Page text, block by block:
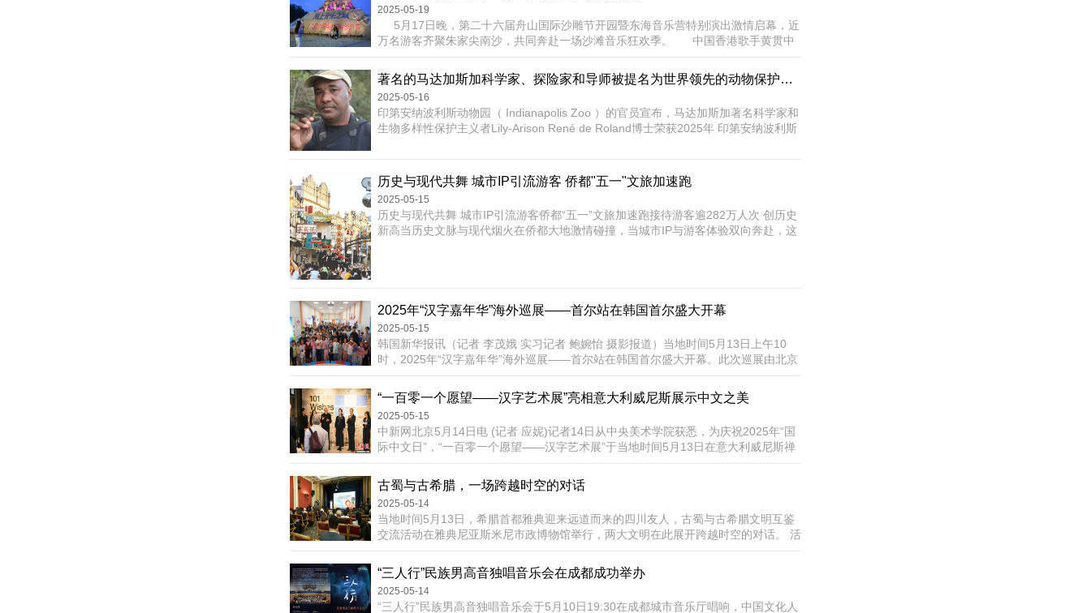
2025-05-19
5月17日晚，第二十六届舟山国际沙雕节开园暨东海音乐营特别演出激情启幕，近
万名游客齐聚朱家尖南沙，共同奔赴一场沙滩音乐狂欢季。 中国香港歌手黄贯中
随着“多瑙河狂想”不断翻滚起舞；五彩的“声光沙海秀”，照亮“金色大厅”沙雕主题群雕
的点点星...
著名的马达加斯加科学家、探险家和导师被提名为世界领先的动物保护奖得主
2025-05-16
印第安纳波利斯动物园（ Indianapolis Zoo ）的官员宣布，马达加斯加著名科学家和
生物多样性保护主义者Lily-Arison René de Roland博士荣获2025年 印第安纳波利斯
历史与现代共舞 城市IP引流游客 侨都"五一"文旅加速跑
2025-05-15
历史与现代共舞 城市IP引流游客侨都“五一”文旅加速跑接待游客逾282万人次 创历史
新高当历史文脉与现代烟火在侨都大地激情碰撞，当城市IP与游客体验双向奔赴，这
2025年“汉字嘉年华”海外巡展——首尔站在韩国首尔盛大开幕
2025-05-15
韩国新华报讯（记者 李茂娥 实习记者 鲍婉怡 摄影报道）当地时间5月13日上午10
时，2025年“汉字嘉年华”海外巡展——首尔站在韩国首尔盛大开幕。此次巡展由北京
由北京国际汉语研修学院、永登浦华侨小学、韩华中国和平统一促进联合总会、中国
在韩侨民协会总会、韩国中华总商会、全国同胞总联合会、韩国贵州商会联合承办，
韩国中华国际文化...
“一百零一个愿望——汉字艺术展”亮相意大利威尼斯展示中文之美
2025-05-15
中新网北京5月14日电 (记者 应妮)记者14日从中央美术学院获悉，为庆祝2025年“国
际中文日”，“一百零一个愿望——汉字艺术展”于当地时间5月13日在意大利威尼斯禅
主线，向国际观众展现中华文字的深厚底蕴与当代创新。2010年，联合国将每年4月
20日定为“联合国中文日”。为帮助世界各国人民了解、学习中文和中国文化，促进
中...
古蜀与古希腊，一场跨越时空的对话
2025-05-14
当地时间5月13日，希腊首都雅典迎来远道而来的四川友人，古蜀与古希腊文明互鉴
交流活动在雅典尼亚斯米尼市政博物馆举行，两大文明在此展开跨越时空的对话。 活
文物局、四川日报报业集团承办，四川文化传播有限公司、中希时报执行，并得到希
腊文化部、新华社欧洲总分社、新华社研究院、希中友协等机构的大力支持。四川省
委常委、宣传部部...
“三人行”民族男高音独唱音乐会在成都成功举办
2025-05-14
“三人行”民族男高音独唱音乐会于5月10日19:30在成都城市音乐厅唱响，中国文化人